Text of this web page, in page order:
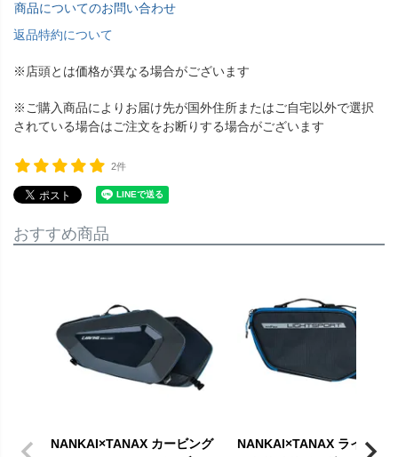
商品についてのお問い合わせ
返品特約について
※店頭とは価格が異なる場合がございます
※ご購入商品によりお届け先が国外住所またはご自宅以外で選択
されている場合はご注文をお断りする場合がございます
2件
おすすめ商品
NANKAI×TANAX カービング
NANKAI×TANAX ライトス